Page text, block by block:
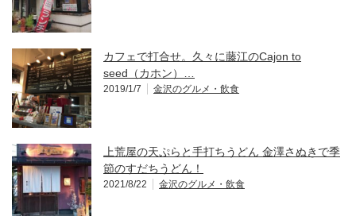
カフェで打合せ。久々に藤江のCajon to
seed（カホン）…
2019/1/7 金沢のグルメ・飲食
上荒屋の天ぷらと手打ちうどん 金澤さぬきで季
節のすだちうどん！
2021/8/22 金沢のグルメ・飲食